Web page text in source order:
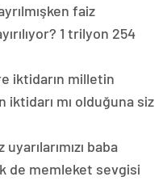
faiz
1 trilyon 254
iktidarın milletin
iktidarı mı olduğuna siz
baba
de memleket sevgisi